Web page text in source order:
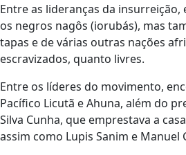
Entre as lideranças da
os negros nagôs (iorubás), mas
tapas e de várias outras nações
escravizados, quanto livres.
Entre os líderes do movimento,
Pacífico Licutã e Ahuna, além do
Silva Cunha, que emprestava a
assim como Lupis Sanim e Manuel